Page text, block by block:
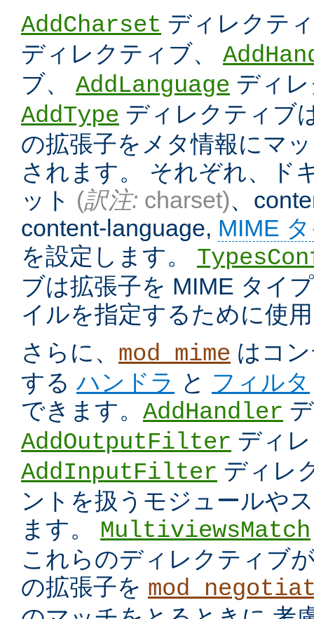
AddCharset ディレクテ
ディレクティブ、
ブ、 AddLanguage ディ
AddType ディレクティブ
の拡張子をメタ情報にマ
されます。 それぞれ、ド
ット (訳注: charset)、
content-language, MIME
を設定します。
ブは拡張子を MIME タイ
イルを指定するために使
さらに、 mod_mime はコ
するハンドラ と フィルタ
できます。 AddHandler
AddOutputFilter ディ
AddInputFilter ディレ
ントを扱うモジュールや
ます。 MultiviewsMatch
これらのディレクティブ
の拡張子を